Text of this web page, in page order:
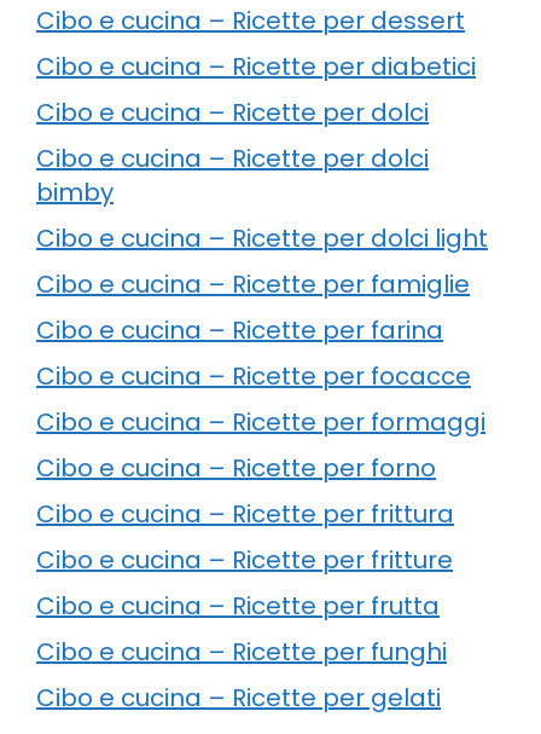
Cibo e cucina – Ricette per dessert
Cibo e cucina – Ricette per diabetici
Cibo e cucina – Ricette per dolci
Cibo e cucina – Ricette per dolci
bimby
Cibo e cucina – Ricette per dolci light
Cibo e cucina – Ricette per famiglie
Cibo e cucina – Ricette per farina
Cibo e cucina – Ricette per focacce
Cibo e cucina – Ricette per formaggi
Cibo e cucina – Ricette per forno
Cibo e cucina – Ricette per frittura
Cibo e cucina – Ricette per fritture
Cibo e cucina – Ricette per frutta
Cibo e cucina – Ricette per funghi
Cibo e cucina – Ricette per gelati